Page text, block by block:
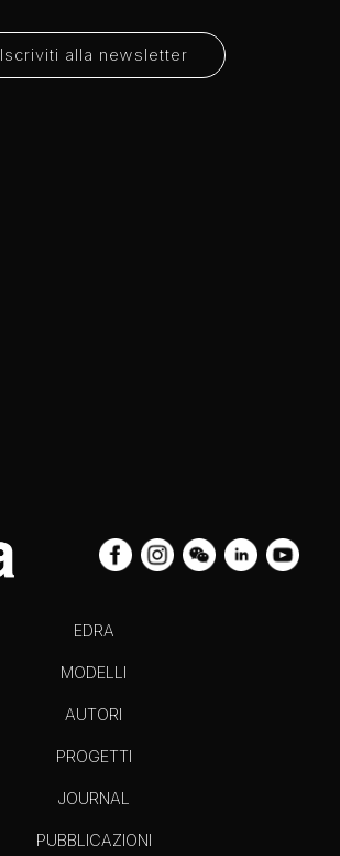
Iscriviti alla newsletter
EDRA
MODELLI
AUTORI
PROGETTI
JOURNAL
PUBBLICAZIONI